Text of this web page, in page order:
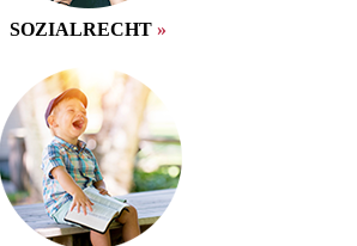
SOZIALRECHT »